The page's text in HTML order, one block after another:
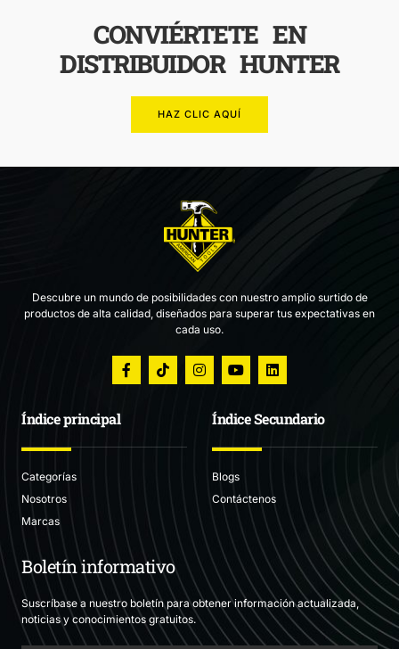
CONVIÉRTETE EN
DISTRIBUIDOR HUNTER
HAZ CLIC AQUÍ
Descubre un mundo de posibilidades con nuestro amplio surtido de
productos de alta calidad, diseñados para superar tus expectativas en
cada uso.
Índice principal
Categorías
Nosotros
Marcas
Índice Secundario
Blogs
Contáctenos
Boletín informativo
Suscríbase a nuestro boletín para obtener información actualizada,
noticias y conocimientos gratuitos.